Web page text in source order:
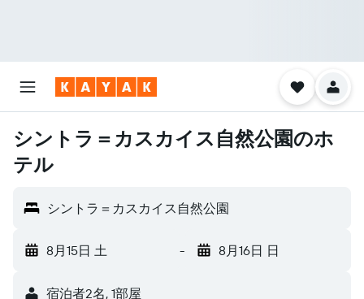
シントラ＝カスカイス自然公園のホ
テル
シントラ＝カスカイス自然公園
8月15日 土 - 8月16日 日
宿泊者2名, 1​部屋